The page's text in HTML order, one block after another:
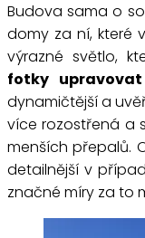
Budova sama o
domy za ní, které
výrazné světlo,
fotky
dynamičtější a
více rozostřená a
menších přepalů.
detailnější v
značné míry za to